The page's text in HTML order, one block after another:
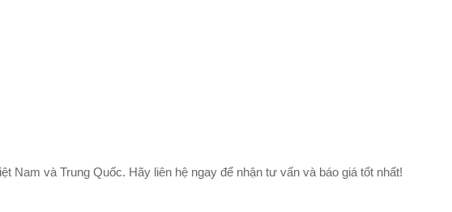
Nam và Trung Quốc. Hãy liên hệ ngay để nhận tư vấn và báo giá tốt nhất!